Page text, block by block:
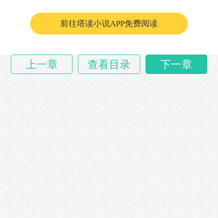
前往塔读小说APP免费阅读
上一章 查看目录 下一章